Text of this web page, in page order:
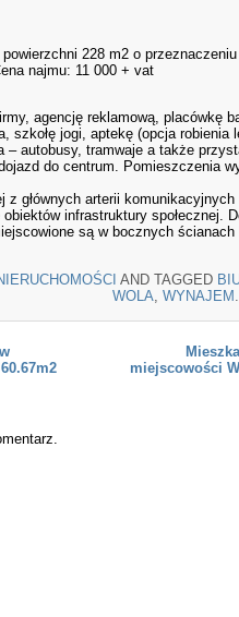
228 m2 o przeznaczeniu
najmu: 11 000 + vat
agencję reklamową, placówkę
szkołę jogi, aptekę (opcja robienia
– autobusy, tramwaje a także
do centrum. Pomieszczenia
z głównych arterii
infrastruktury społecznej.
są w bocznych ścianach
AND TAGGED
WOLA WYNAJEM
miejscowości